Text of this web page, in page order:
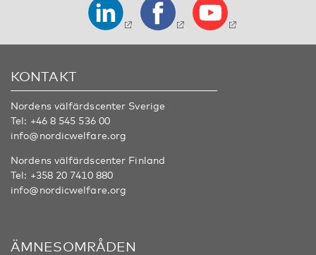
KONTAKT
Nordens välfärdscenter Sverige
Tel: +46 8 545 536 00
info@nordicwelfare.org
Nordens välfärdscenter Finland
Tel: +358 20 7410 880
info@nordicwelfare.org
ÄMNESOMRÅDEN